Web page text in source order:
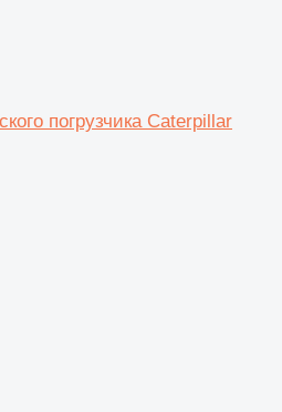
погрузчика Caterpillar